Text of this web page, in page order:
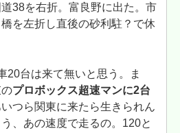
38を右折。富良野に出た。市
を左折し直後の砂利駐？で休
20台は来て無いと思う。ま
プロボックス超速マンに2台
つら関東に来たら生きられん
、あの速度で走るの。120と